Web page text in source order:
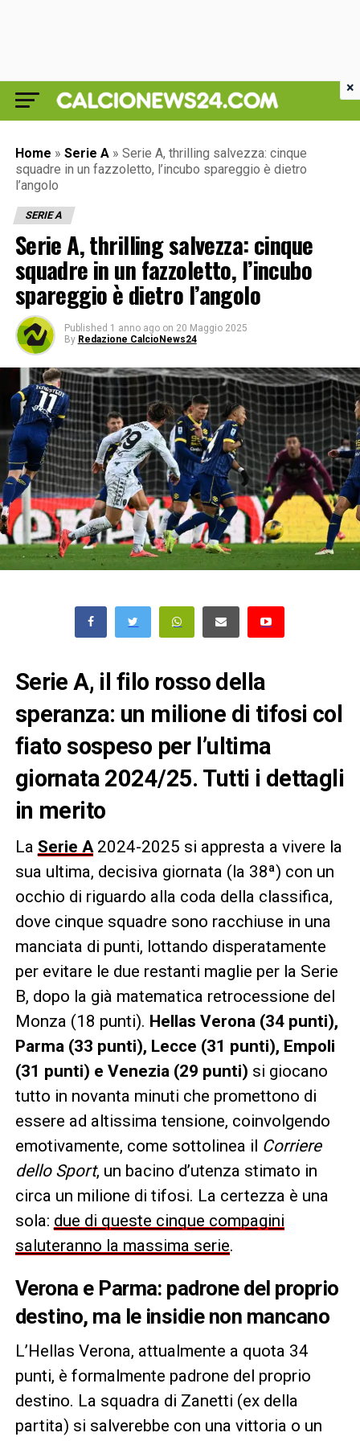
Home » Serie A » Serie A, thrilling salvezza: cinque
squadre in un fazzoletto, l’incubo spareggio è dietro
l’angolo
SERIE A
Serie A, thrilling salvezza: cinque
squadre in un fazzoletto, l’incubo
spareggio è dietro l’angolo
Published 1 anno ago on 20 Maggio 2025
By Redazione CalcioNews24
Serie A, il filo rosso della
speranza: un milione di tifosi col
fiato sospeso per l’ultima
giornata 2024/25. Tutti i dettagli
in merito
La Serie A2024-2025 si appresta a vivere la
sua ultima, decisiva giornata (la 38ª) con un
occhio di riguardo alla coda della classifica,
dove cinque squadre sono racchiuse in una
manciata di punti, lottando disperatamente
per evitare le due restanti maglie per la Serie
B, dopo la già matematica retrocessione del
Monza (18 punti). Hellas Verona (34 punti),
Parma (33 punti), Lecce (31 punti), Empoli
(31 punti) e Venezia (29 punti) si giocano
tutto in novanta minuti che promettono di
essere ad altissima tensione, coinvolgendo
emotivamente, come sottolinea il Corriere
dello Sport, un bacino d’utenza stimato in
circa un milione di tifosi. La certezza è una
sola: due di queste cinque compagini
saluteranno la massima serie.
Verona e Parma: padrone del proprio
destino, ma le insidie non mancano
L’Hellas Verona, attualmente a quota 34
punti, è formalmente padrone del proprio
destino. La squadra di Zanetti (ex della
partita) si salverebbe con una vittoria o un
×